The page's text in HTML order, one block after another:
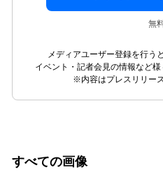
無
メディアユーザー登録を行う
イベント・記者会見の情報など様
※内容はプレスリリー
すべての画像